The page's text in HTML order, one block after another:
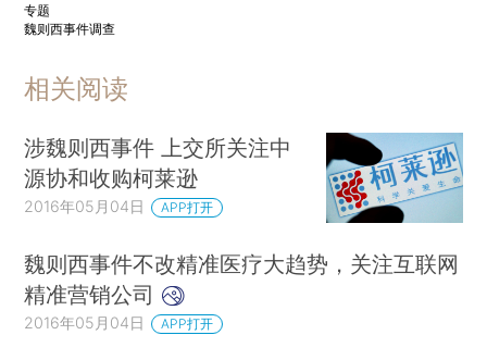
专题
魏则西事件调查
相关阅读
涉魏则西事件 上交所关注中
源协和收购柯莱逊
2016年05月04日 APP打开
魏则西事件不改精准医疗大趋势，关注互联网
精准营销公司
2016年05月04日 APP打开